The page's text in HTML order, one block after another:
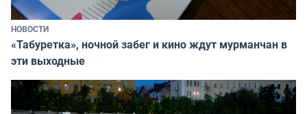
НОВОСТИ
«Табуретка», ночной забег и кино ждут мурманчан в
эти выходные